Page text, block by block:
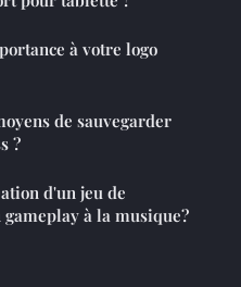
à votre logo
de sauvegarder
?
d'un jeu de
à la musique?